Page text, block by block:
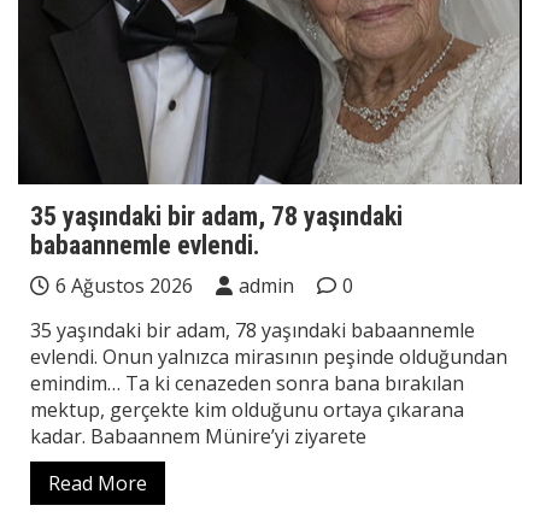
35 yaşındaki bir adam, 78 yaşındaki
babaannemle evlendi.
6 Ağustos 2026 admin
0
35 yaşındaki bir adam, 78 yaşındaki babaannemle
evlendi. Onun yalnızca mirasının peşinde olduğundan
emindim… Ta ki cenazeden sonra bana bırakılan
mektup, gerçekte kim olduğunu ortaya çıkarana
kadar. Babaannem Münire’yi ziyarete
Read More